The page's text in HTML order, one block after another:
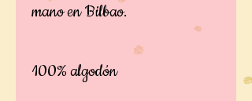
mano en Bilbao.
100% algodón